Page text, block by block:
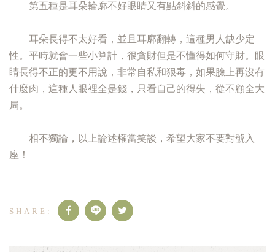
第五種是耳朵輪廓不好眼睛又有點斜斜的感覺。
耳朵長得不太好看，並且耳廓翻轉，這種男人缺少定
性。平時就會一些小算計，很貪財但是不懂得如何守財。眼
睛長得不正的更不用說，非常自私和狠毒，如果臉上再沒有
什麼肉，這種人眼裡全是錢，只看自己的得失，從不顧全大
局。
相不獨論，以上論述權當笑談，希望大家不要對號入
座！